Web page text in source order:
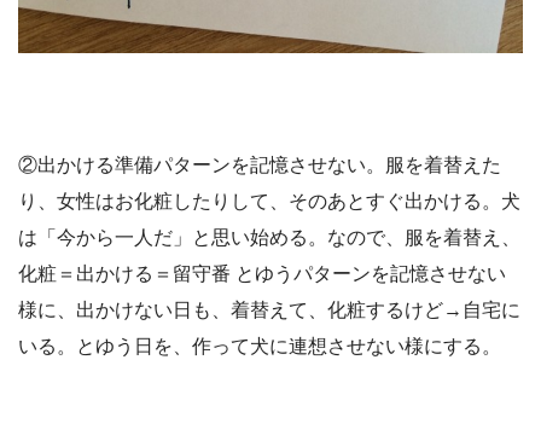
②出かける準備パターンを記憶させない。服を着替えた
り、女性はお化粧したりして、そのあとすぐ出かける。犬
は「今から一人だ」と思い始める。なので、服を着替え、
化粧＝出かける＝留守番 とゆうパターンを記憶させない
様に、出かけない日も、着替えて、化粧するけど→自宅に
いる。とゆう日を、作って犬に連想させない様にする。